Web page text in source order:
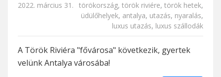
2022. március 31. törökország, török riviére, török hetek,
üdülőhelyek, antalya, utazás, nyaralás,
luxus utazás, luxus szállodák
A Török Riviéra "fővárosa" következik, gyertek
velünk Antalya városába!